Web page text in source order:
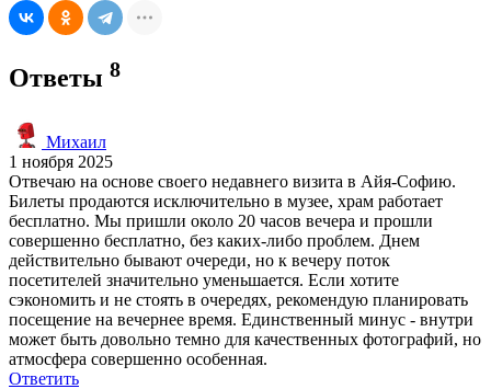
Ответы 8
Михаил
1 ноября 2025
Отвечаю на основе своего недавнего визита в Айя-Софию.
Билеты продаются исключительно в музее, храм работает
бесплатно. Мы пришли около 20 часов вечера и прошли
совершенно бесплатно, без каких-либо проблем. Днем
действительно бывают очереди, но к вечеру поток
посетителей значительно уменьшается. Если хотите
сэкономить и не стоять в очередях, рекомендую планировать
посещение на вечернее время. Единственный минус - внутри
может быть довольно темно для качественных фотографий, но
атмосфера совершенно особенная.
Ответить